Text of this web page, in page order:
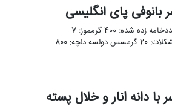
مواد لازم:خمیر پای: 1 عددخامه زده شده: 400 گرمموز: 7
عددبیسکویت: 50 گرمشکلات: 20 گرمسس دولسه دلچه: 800